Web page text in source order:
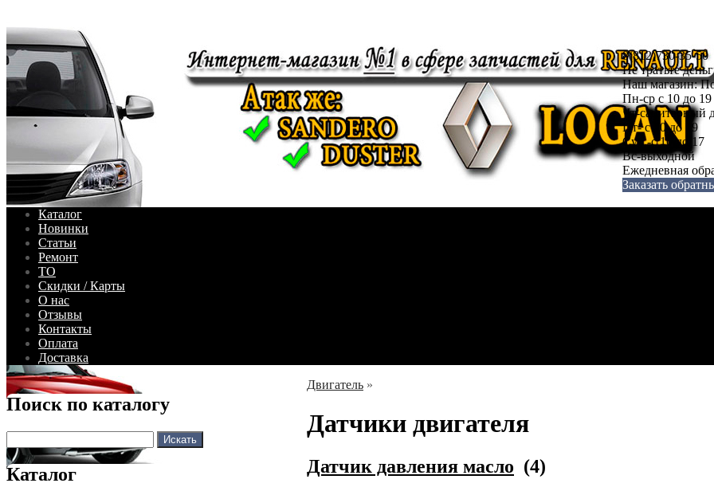
8(812)730-35-50
Не тратьте
Наш магазин:
Пн-ср с 10 до 19
Чт-санитарный
Пт- с 10 до 19
Суб.-с 10 до 17
Вс-выходной
Ежедневная
Заказать
Каталог
Новинки
Статьи
Ремонт
ТО
Скидки / Карты
О нас
Отзывы
Контакты
Оплата
Доставка
Поиск по каталогу
Каталог
Двигатель »
Датчики двигателя
Датчик давления масло (4)